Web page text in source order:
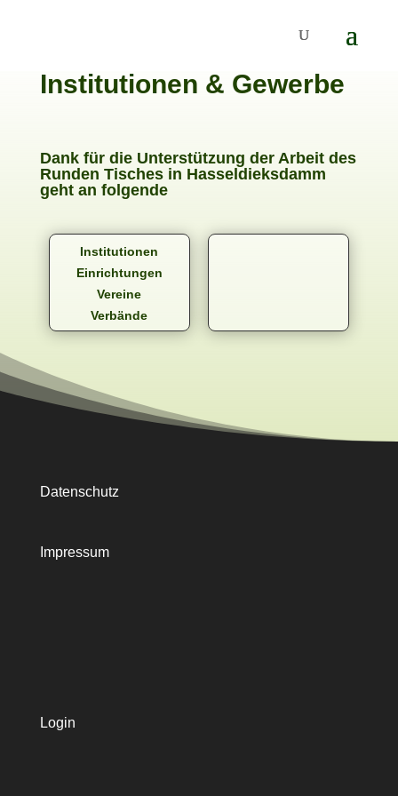
Institutionen & Gewerbe
Dank für die Unterstützung der Arbeit des
Runden Tisches in Hasseldieksdamm
geht an folgende
Institutionen
Einrichtungen
Vereine
Verbände
Datenschutz
Impressum
Login